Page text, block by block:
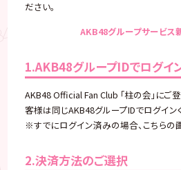
ださい。
AKB48グループサービス
1.AKB48グループIDでログイ
AKB48 Official Fan Club ｢柱の会｣にご
客様は同じAKB48グループIDでログイン
※すでにログイン済みの場合、こちらの
2.決済方法のご選択